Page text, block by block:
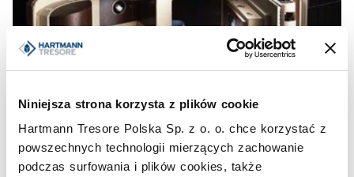
Niniejsza strona korzysta z plików cookie
Hartmann Tresore Polska Sp. z o. o. chce korzystać z
powszechnych technologii mierzących zachowanie
podczas surfowania i plików cookies, także